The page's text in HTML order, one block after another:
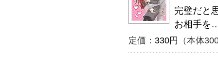
完璧だと
お相手
定価： 330円 （本体